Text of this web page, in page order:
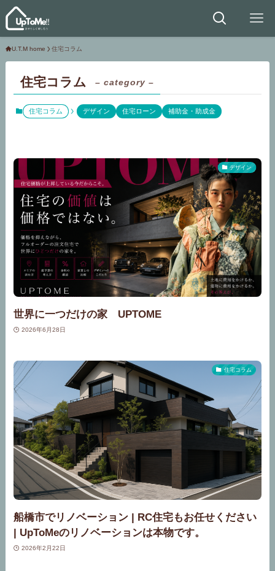
U.T.M home 住宅コラム
住宅コラム – category –
住宅コラム デザイン 住宅ローン 補助金・助成金
デザイン
世界に一つだけの家 UPTOME
2026年6月28日
住宅コラム
船橋市でリノベーション | RC住宅もお任せください
| UpToMeのリノベーションは本物です。
2026年2月22日